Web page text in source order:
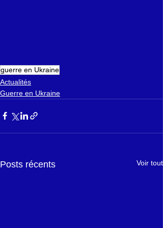
guerre en Ukraine
Actualités
Guerre en Ukraine
Posts récents Voir tout